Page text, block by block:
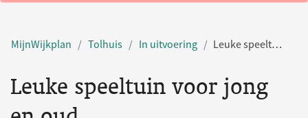
MijnWijkplan Tolhuis In uitvoering Leuke speeltuin voor jong en oud
Leuke speeltuin voor jong